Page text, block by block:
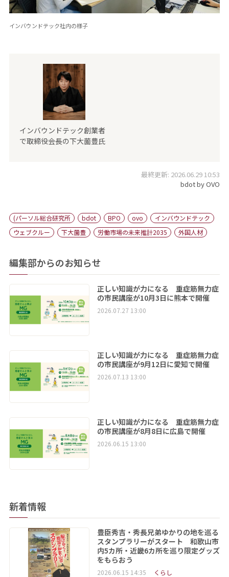
インバウンドテック社内の様子
インバウンドテック創業者
で取締役会長の下大薗豊氏
最終更新: 2026.06.29 10:53
bdot by OVO
(パーソル総合研究所 bdot BPO ovo
インバウンドテック
ウェブクルー
下大薗豊 労働市場の未来推計2035 外国人材
編集部からのお知らせ
正しい知識が力になる 重症筋無力症
の市民講座が10月3日に熊本で開催
2026.07.27 13:00
正しい知識が力になる 重症筋無力症
の市民講座が9月12日に愛知で開催
2026.07.13 13:00
正しい知識が力になる 重症筋無力症
の市民講座が8月8日に広島で開催
2026.06.15 13:00
新着情報
豊臣秀吉・秀長兄弟ゆかりの地を巡る
スタンプラリーがスタート 和歌山市
内5カ所・近畿6カ所を巡り限定グッズ
をもらおう
2026.06.15 14:35 くらし